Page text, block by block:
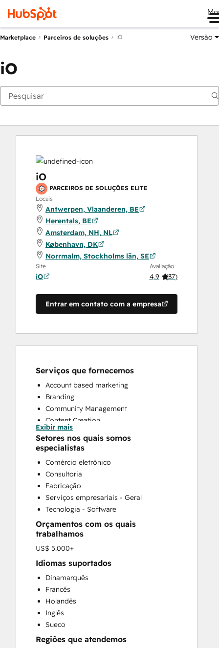
Marketplace Parceiros de soluções iO Versão
iO
iO
PARCEIROS DE SOLUÇÕES ELITE
Locais
Antwerpen, Vlaanderen, BE
Herentals, BE
Amsterdam, NH, NL
København, DK
Norrmalm, Stockholms län, SE
Site
iO
Avaliação
4,9 (37)
Entrar em contato com a empresa
Serviços que fornecemos
Account based marketing
Branding
Community Management
Content Creation
Conversational Marketing
CRM Implementation
CRM Migration
Custom API Integrations
Customer Marketing
Customer Success Training
Customer Support Training
Customer Survey and Analysis
Email Marketing
Full Inbound Marketing Services
Help Desk Implementation
HubSpot Onboarding
Knowledge Base Development
Paid Advertising
Programmable Automation
Sales and Marketing Alignment
Sales Coaching and Training
Search Engine Optimization
Exibir mais
Setores nos quais somos
especialistas
Comércio eletrônico
Consultoria
Fabricação
Serviços empresariais - Geral
Tecnologia - Software
Orçamentos com os quais
trabalhamos
US$ 5.000+
Idiomas suportados
Dinamarquês
Francês
Holandês
Inglês
Sueco
Regiões que atendemos